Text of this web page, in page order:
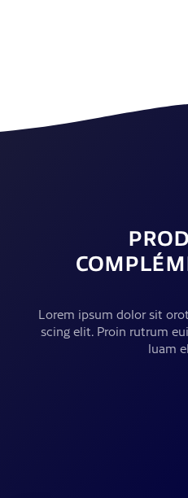
Lorem ipsum dolor sit
scing elit. Proin rutrum
luam